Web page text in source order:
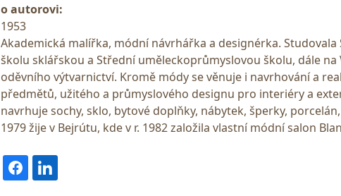
o autorovi:
1953
Akademická malířka, módní návrhářka a designérka.
školu sklářskou a Střední uměleckoprůmyslovou školu, dále na
oděvního výtvarnictví. Kromě módy se věnuje i navrhování a
předmětů, užitého a průmyslového designu pro interiéry a
navrhuje sochy, sklo, bytové doplňky, nábytek, šperky,
1979 žije v Bejrútu, kde v r. 1982 založila vlastní módní salon